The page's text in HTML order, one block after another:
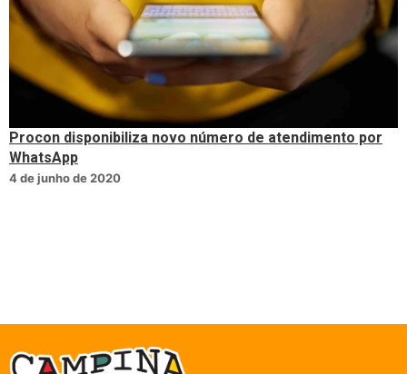
Procon disponibiliza novo número de atendimento por
WhatsApp
4 de junho de 2020